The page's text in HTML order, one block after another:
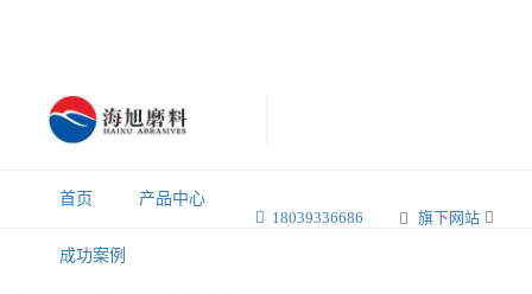
旗下网站
18039336686
首页 产品中心
成功案例